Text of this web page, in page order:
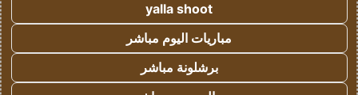
yalla shoot
مباريات اليوم مباشر
برشلونة مباشر